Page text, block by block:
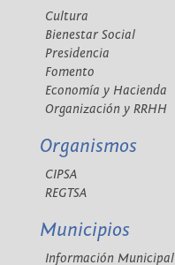
Cultura
Bienestar Social
Presidencia
Fomento
Economía y Hacienda
Organización y RRHH
Organismos
CIPSA
REGTSA
Municipios
Información Municipal